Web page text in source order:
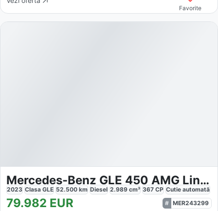
Favorite
Mercedes-Benz GLE 450 AMG Line Premium
2023 Clasa GLE 52.500 km Diesel 2.989 cm³ 367 CP Cutie automată
79.982 EUR
MER243299